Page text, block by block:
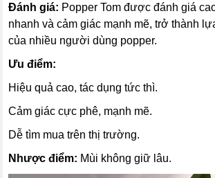
Đánh giá: Popper Tom được đánh giá
nhanh và cảm giác mạnh mẽ, trở thành
của nhiều người dùng popper.
Ưu điểm:
Hiệu quả cao, tác dụng tức thì.
Cảm giác cực phê, mạnh mẽ.
Dễ tìm mua trên thị trường.
Nhược điểm: Mùi không giữ lâu.